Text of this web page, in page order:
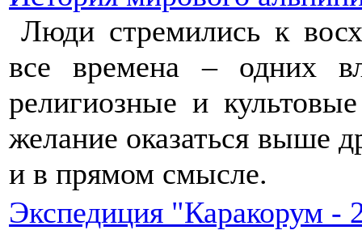
Люди стремились к
все времена – одних
религиозные и
желание оказаться выше
и в прямом смысле.
Экспедиция "Каракорум -